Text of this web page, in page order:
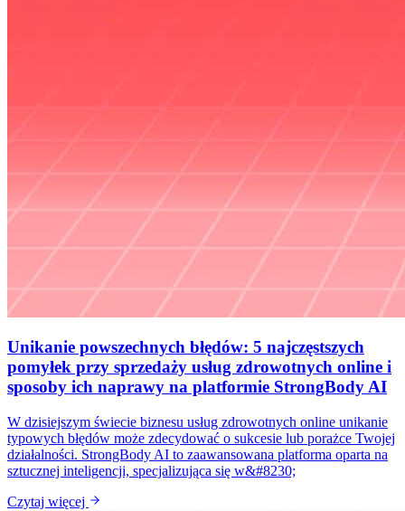
Unikanie powszechnych błędów: 5 najczęstszych
pomyłek przy sprzedaży usług zdrowotnych online i
sposoby ich naprawy na platformie StrongBody AI
W dzisiejszym świecie biznesu usług zdrowotnych online unikanie
typowych błędów może zdecydować o sukcesie lub porażce Twojej
działalności. StrongBody AI to zaawansowana platforma oparta na
sztucznej inteligencji, specjalizująca się w&#8230;
Czytaj więcej